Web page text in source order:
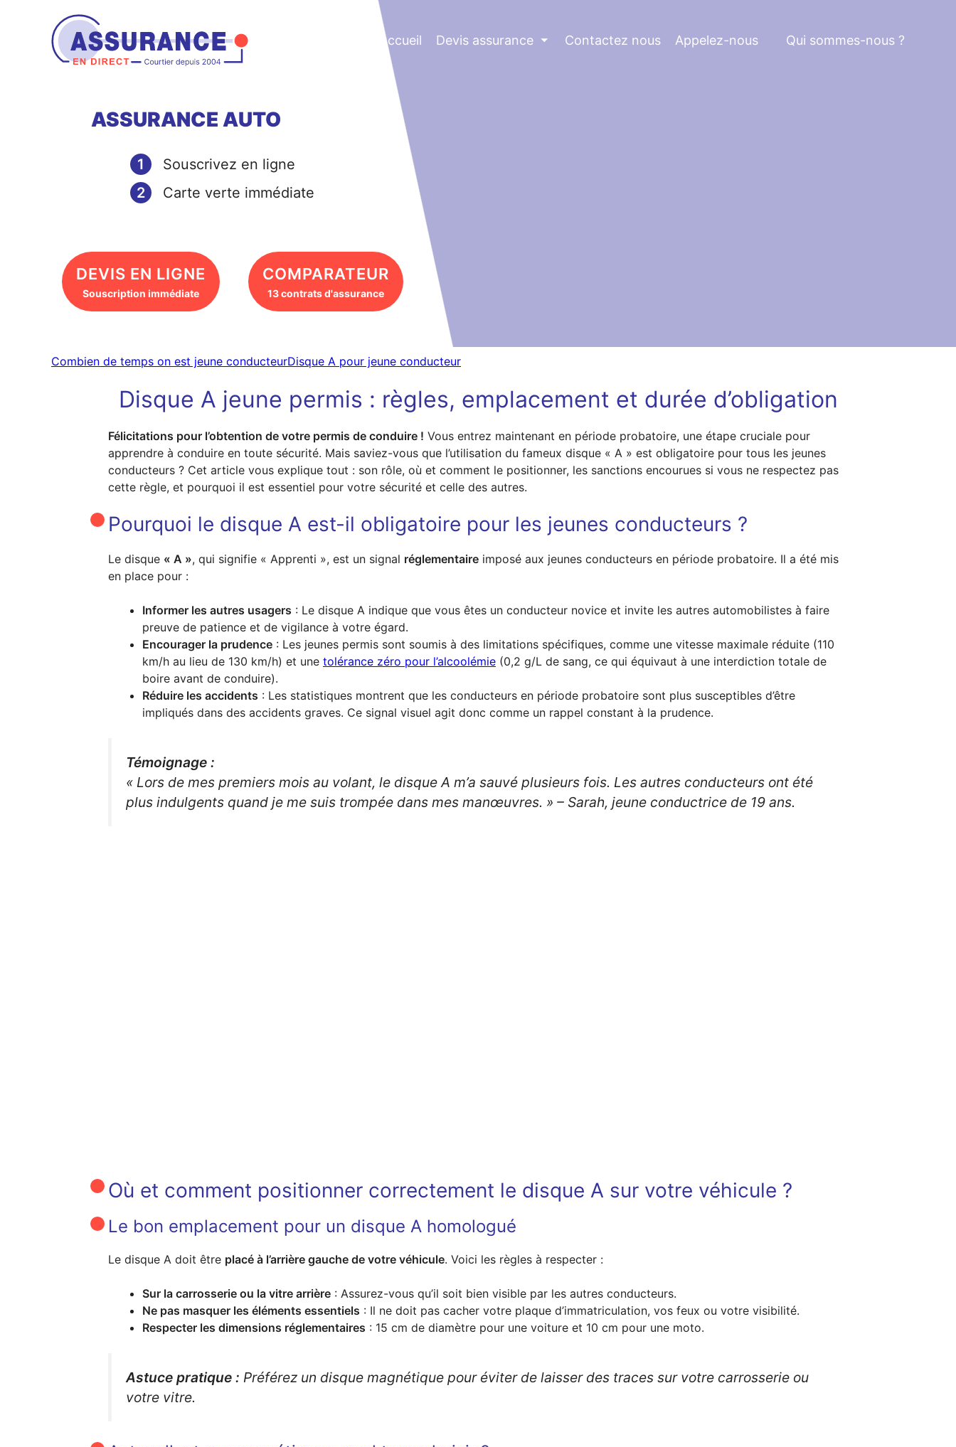
Accueil Devis assurance ⏷ Contactez nous Appelez-nous Qui sommes-nous ?
ASSURANCE AUTO
1
Souscrivez en ligne
2
Carte verte immédiate
DEVIS EN LIGNE
Souscription immédiate
COMPARATEUR
13 contrats d'assurance
Combien de temps on est jeune conducteurDisque A pour jeune conducteur
Disque A jeune permis : règles, emplacement et durée d’obligation
Félicitations pour l’obtention de votre permis de conduire ! Vous entrez maintenant en période probatoire, une étape cruciale pour
apprendre à conduire en toute sécurité. Mais saviez-vous que l’utilisation du fameux disque « A » est obligatoire pour tous les jeunes
conducteurs ? Cet article vous explique tout : son rôle, où et comment le positionner, les sanctions encourues si vous ne respectez pas
cette règle, et pourquoi il est essentiel pour votre sécurité et celle des autres.
Pourquoi le disque A est-il obligatoire pour les jeunes conducteurs ?
Le disque « A », qui signifie « Apprenti », est un signal réglementaire imposé aux jeunes conducteurs en période probatoire. Il a été mis
en place pour :
Informer les autres usagers : Le disque A indique que vous êtes un conducteur novice et invite les autres automobilistes à faire
preuve de patience et de vigilance à votre égard.
Encourager la prudence : Les jeunes permis sont soumis à des limitations spécifiques, comme une vitesse maximale réduite (110
km/h au lieu de 130 km/h) et une tolérance zéro pour l’alcoolémie (0,2 g/L de sang, ce qui équivaut à une interdiction totale de
boire avant de conduire).
Réduire les accidents : Les statistiques montrent que les conducteurs en période probatoire sont plus susceptibles d’être
impliqués dans des accidents graves. Ce signal visuel agit donc comme un rappel constant à la prudence.
Témoignage :
« Lors de mes premiers mois au volant, le disque A m’a sauvé plusieurs fois. Les autres conducteurs ont été
plus indulgents quand je me suis trompée dans mes manœuvres. » – Sarah, jeune conductrice de 19 ans.
Où et comment positionner correctement le disque A sur votre véhicule ?
Le bon emplacement pour un disque A homologué
Le disque A doit être placé à l’arrière gauche de votre véhicule. Voici les règles à respecter :
Sur la carrosserie ou la vitre arrière : Assurez-vous qu’il soit bien visible par les autres conducteurs.
Ne pas masquer les éléments essentiels : Il ne doit pas cacher votre plaque d’immatriculation, vos feux ou votre visibilité.
Respecter les dimensions réglementaires : 15 cm de diamètre pour une voiture et 10 cm pour une moto.
Astuce pratique : Préférez un disque magnétique pour éviter de laisser des traces sur votre carrosserie ou
votre vitre.